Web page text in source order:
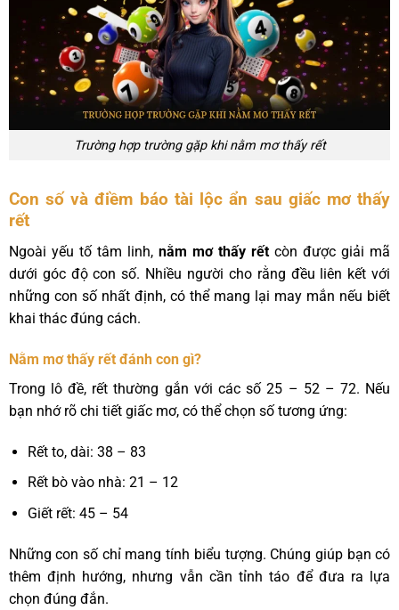
Trường hợp trường gặp khi nằm mơ thấy rết
Con số và điềm báo tài lộc ẩn sau giấc mơ thấy
rết
Ngoài yếu tố tâm linh, nằm mơ thấy rết còn được giải mã
dưới góc độ con số. Nhiều người cho rằng đều liên kết với
những con số nhất định, có thể mang lại may mắn nếu biết
khai thác đúng cách.
Nằm mơ thấy rết đánh con gì?
Trong lô đề, rết thường gắn với các số 25 – 52 – 72. Nếu
bạn nhớ rõ chi tiết giấc mơ, có thể chọn số tương ứng:
Rết to, dài: 38 – 83
Rết bò vào nhà: 21 – 12
Giết rết: 45 – 54
Những con số chỉ mang tính biểu tượng. Chúng giúp bạn có
thêm định hướng, nhưng vẫn cần tỉnh táo để đưa ra lựa
chọn đúng đắn.